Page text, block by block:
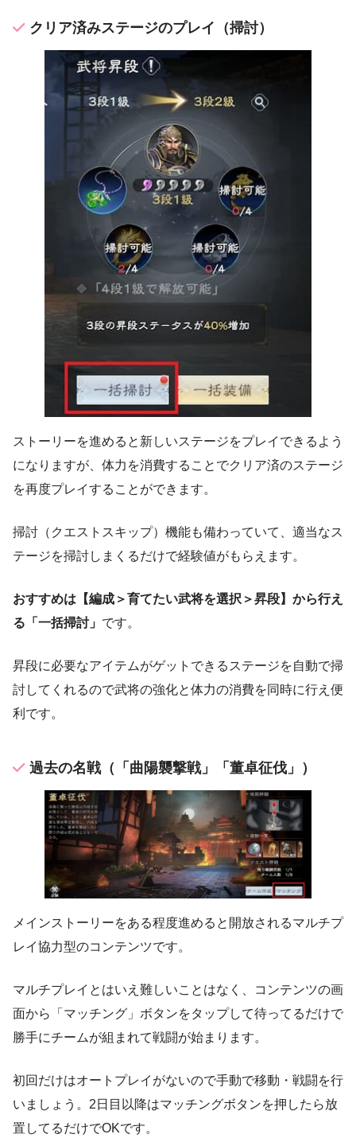
クリア済みステージのプレイ（掃討）
ストーリーを進めると新しいステージをプレイできるよう
になりますが、体力を消費することでクリア済のステージ
を再度プレイすることができます。
掃討（クエストスキップ）機能も備わっていて、適当なス
テージを掃討しまくるだけで経験値がもらえます。
おすすめは【編成＞育てたい武将を選択＞昇段】から行え
る「一括掃討」 です。
昇段に必要なアイテムがゲットできるステージを自動で掃
討してくれるので武将の強化と体力の消費を同時に行え便
利です。
過去の名戦（「曲陽襲撃戦」「董卓征伐」）
メインストーリーをある程度進めると開放されるマルチプ
レイ協力型のコンテンツです。
マルチプレイとはいえ難しいことはなく、コンテンツの画
面から「マッチング」ボタンをタップして待ってるだけで
勝手にチームが組まれて戦闘が始まります。
初回だけはオートプレイがないので手動で移動・戦闘を行
いましょう。2日目以降はマッチングボタンを押したら放
置してるだけでOKです。